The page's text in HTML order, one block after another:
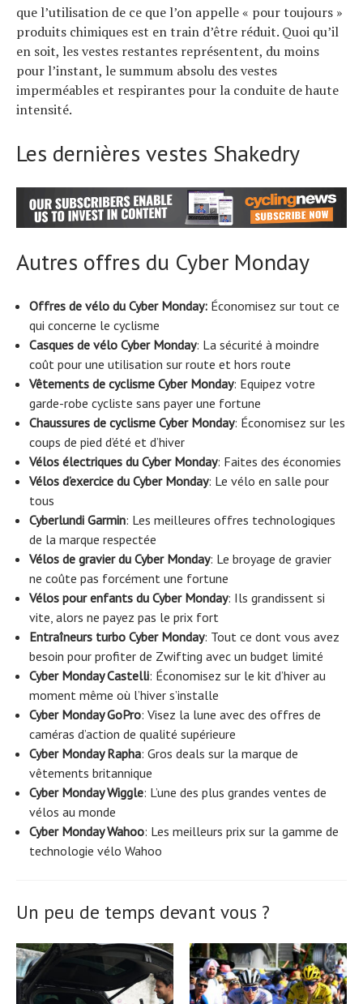
que l’utilisation de ce que l’on appelle « pour toujours »
produits chimiques est en train d’être réduit. Quoi qu’il
en soit, les vestes restantes représentent, du moins
pour l’instant, le summum absolu des vestes
imperméables et respirantes pour la conduite de haute
intensité.
Les dernières vestes Shakedry
Autres offres du Cyber ​​​​Monday
Offres de vélo du Cyber ​​​​Monday: Économisez sur tout ce
qui concerne le cyclisme
Casques de vélo Cyber ​​Monday: La sécurité à moindre
coût pour une utilisation sur route et hors route
Vêtements de cyclisme Cyber ​​Monday: Equipez votre
garde-robe cycliste sans payer une fortune
Chaussures de cyclisme Cyber ​​Monday: Économisez sur les
coups de pied d’été et d’hiver
Vélos électriques du Cyber ​​Monday: Faites des économies
Vélos d’exercice du Cyber ​​​​Monday: Le vélo en salle pour
tous
Cyberlundi Garmin: Les meilleures offres technologiques
de la marque respectée
Vélos de gravier du Cyber ​​Monday: Le broyage de gravier
ne coûte pas forcément une fortune
Vélos pour enfants du Cyber ​​​​Monday: Ils grandissent si
vite, alors ne payez pas le prix fort
Entraîneurs turbo Cyber ​​Monday: Tout ce dont vous avez
besoin pour profiter de Zwifting avec un budget limité
Cyber ​​​​Monday Castelli: Économisez sur le kit d’hiver au
moment même où l’hiver s’installe
Cyber ​​​​Monday GoPro: Visez la lune avec des offres de
caméras d’action de qualité supérieure
Cyber ​​​​Monday Rapha: Gros deals sur la marque de
vêtements britannique
Cyber ​​​​Monday Wiggle: L’une des plus grandes ventes de
vélos au monde
Cyber ​​​​Monday Wahoo: Les meilleurs prix sur la gamme de
technologie vélo Wahoo
Un peu de temps devant vous ?